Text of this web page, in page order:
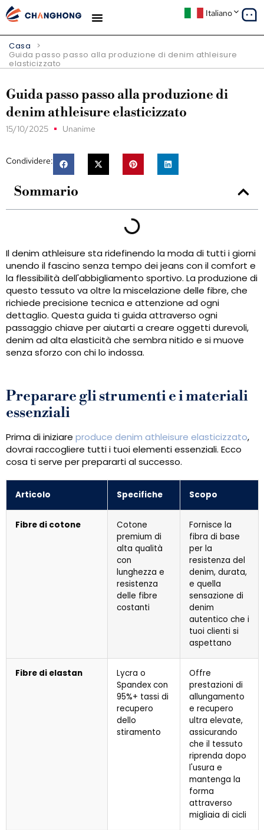
Italiano
Casa >
Guida passo passo alla produzione di denim athleisure
elasticizzato
Guida passo passo alla produzione di
denim athleisure elasticizzato
15/10/2025 Unanime
Condividere:
Sommario
Il denim athleisure sta ridefinendo la moda di tutti i giorni
unendo il fascino senza tempo dei jeans con il comfort e
la flessibilità dell'abbigliamento sportivo. La produzione di
questo tessuto va oltre la miscelazione delle fibre, che
richiede precisione tecnica e attenzione ad ogni
dettaglio. Questa guida ti guida attraverso ogni
passaggio chiave per aiutarti a creare oggetti durevoli,
denim ad alta elasticità che sembra nitido e si muove
senza sforzo con chi lo indossa.
Preparare gli strumenti e i materiali
essenziali
Prima di iniziare produce denim athleisure elasticizzato,
dovrai raccogliere tutti i tuoi elementi essenziali. Ecco
cosa ti serve per prepararti al successo.
Articolo Specifiche Scopo
Fibre di cotone
Cotone
premium di
alta qualità
con
lunghezza e
resistenza
delle fibre
costanti
Fornisce la
fibra di base
per la
resistenza del
denim, durata,
e quella
sensazione di
denim
autentico che i
tuoi clienti si
aspettano
Fibre di elastan
Lycra o
Spandex con
95%+ tassi di
recupero
dello
stiramento
Offre
prestazioni di
allungamento
e recupero
ultra elevate,
assicurando
che il tessuto
riprenda dopo
l'usura e
mantenga la
forma
attraverso
migliaia di cicli